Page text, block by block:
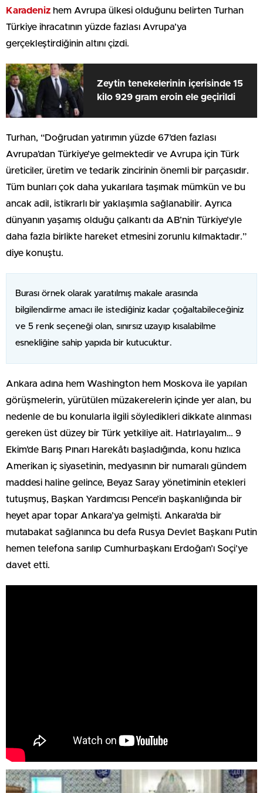
Karadeniz hem Avrupa ülkesi olduğunu belirten Turhan
Türkiye ihracatının yüzde fazlası Avrupa’ya
gerçekleştirdiğinin altını çizdi.
Zeytin tenekelerinin içerisinde 15
kilo 929 gram eroin ele geçirildi
Turhan, “Doğrudan yatırımın yüzde 67’den fazlası
Avrupa’dan Türkiye’ye gelmektedir ve Avrupa için Türk
üreticiler, üretim ve tedarik zincirinin önemli bir parçasıdır.
Tüm bunları çok daha yukarılara taşımak mümkün ve bu
ancak adil, istikrarlı bir yaklaşımla sağlanabilir. Ayrıca
dünyanın yaşamış olduğu çalkantı da AB’nin Türkiye’yle
daha fazla birlikte hareket etmesini zorunlu kılmaktadır.”
diye konuştu.
Burası örnek olarak yaratılmış makale arasında
bilgilendirme amacı ile istediğiniz kadar çoğaltabileceğiniz
ve 5 renk seçeneği olan, sınırsız uzayıp kısalabilme
esnekliğine sahip yapıda bir kutucuktur.
Ankara adına hem Washington hem Moskova ile yapılan
görüşmelerin, yürütülen müzakerelerin içinde yer alan, bu
nedenle de bu konularla ilgili söyledikleri dikkate alınması
gereken üst düzey bir Türk yetkiliye ait. Hatırlayalım… 9
Ekim’de Barış Pınarı Harekâtı başladığında, konu hızlıca
Amerikan iç siyasetinin, medyasının bir numaralı gündem
maddesi haline gelince, Beyaz Saray yönetiminin etekleri
tutuşmuş, Başkan Yardımcısı Pence’in başkanlığında bir
heyet apar topar Ankara’ya gelmişti. Ankara’da bir
mutabakat sağlanınca bu defa Rusya Devlet Başkanı Putin
hemen telefona sarılıp Cumhurbaşkanı Erdoğan’ı Soçi’ye
davet etti.